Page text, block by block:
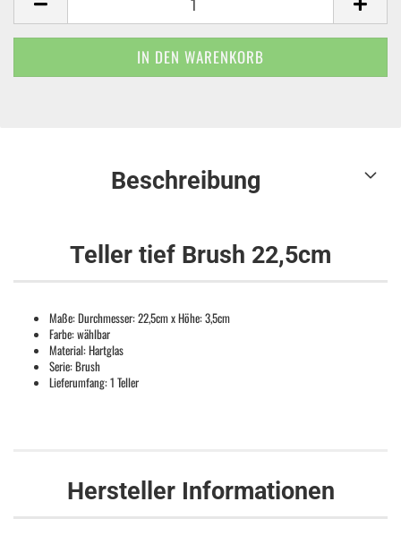
Beschreibung
Teller tief Brush 22,5cm
Maße: Durchmesser: 22,5cm x Höhe: 3,5cm
Farbe: wählbar
Material: Hartglas
Serie: Brush
Lieferumfang: 1 Teller
Hersteller Informationen